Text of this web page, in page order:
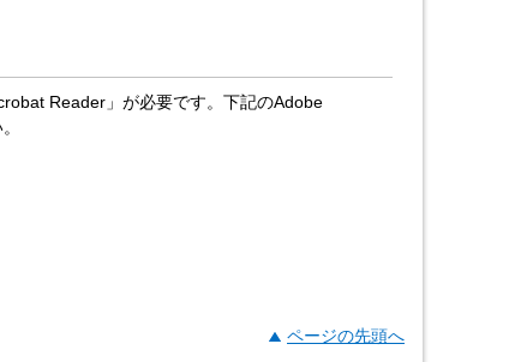
Reader」が必要です。下記のAdobe
ページの先頭へ